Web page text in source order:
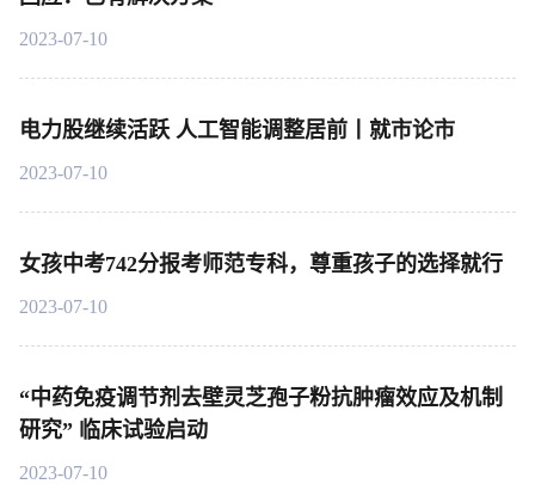
2023-07-10
电力股继续活跃 人工智能调整居前丨就市论市
2023-07-10
女孩中考742分报考师范专科，尊重孩子的选择就行
2023-07-10
“中药免疫调节剂去壁灵芝孢子粉抗肿瘤效应及机制
研究” 临床试验启动
2023-07-10